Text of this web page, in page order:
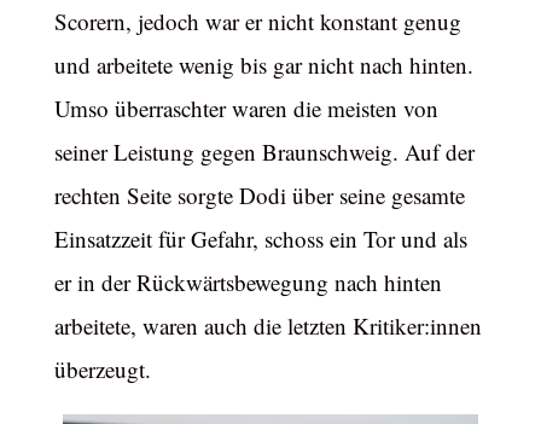
Scorern, jedoch war er nicht konstant genug
und arbeitete wenig bis gar nicht nach hinten.
Umso überraschter waren die meisten von
seiner Leistung gegen Braunschweig. Auf der
rechten Seite sorgte Dodi über seine gesamte
Einsatzzeit für Gefahr, schoss ein Tor und als
er in der Rückwärtsbewegung nach hinten
arbeitete, waren auch die letzten Kritiker:innen
überzeugt.